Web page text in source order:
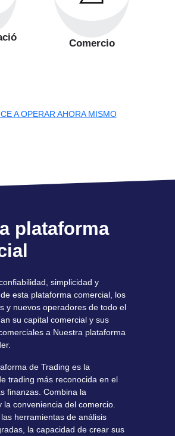
Comercio
A OPERAR AHORA MISMO
plataforma
simplicidad y
esta plataforma comercial, los
y nuevos operadores de todo el
su capital comercial y sus
a Nuestra plataforma
de Trading es la
trading más reconocida en el
finanzas. Combina la
la conveniencia del comercio.
herramientas de análisis
la capacidad de crear sus